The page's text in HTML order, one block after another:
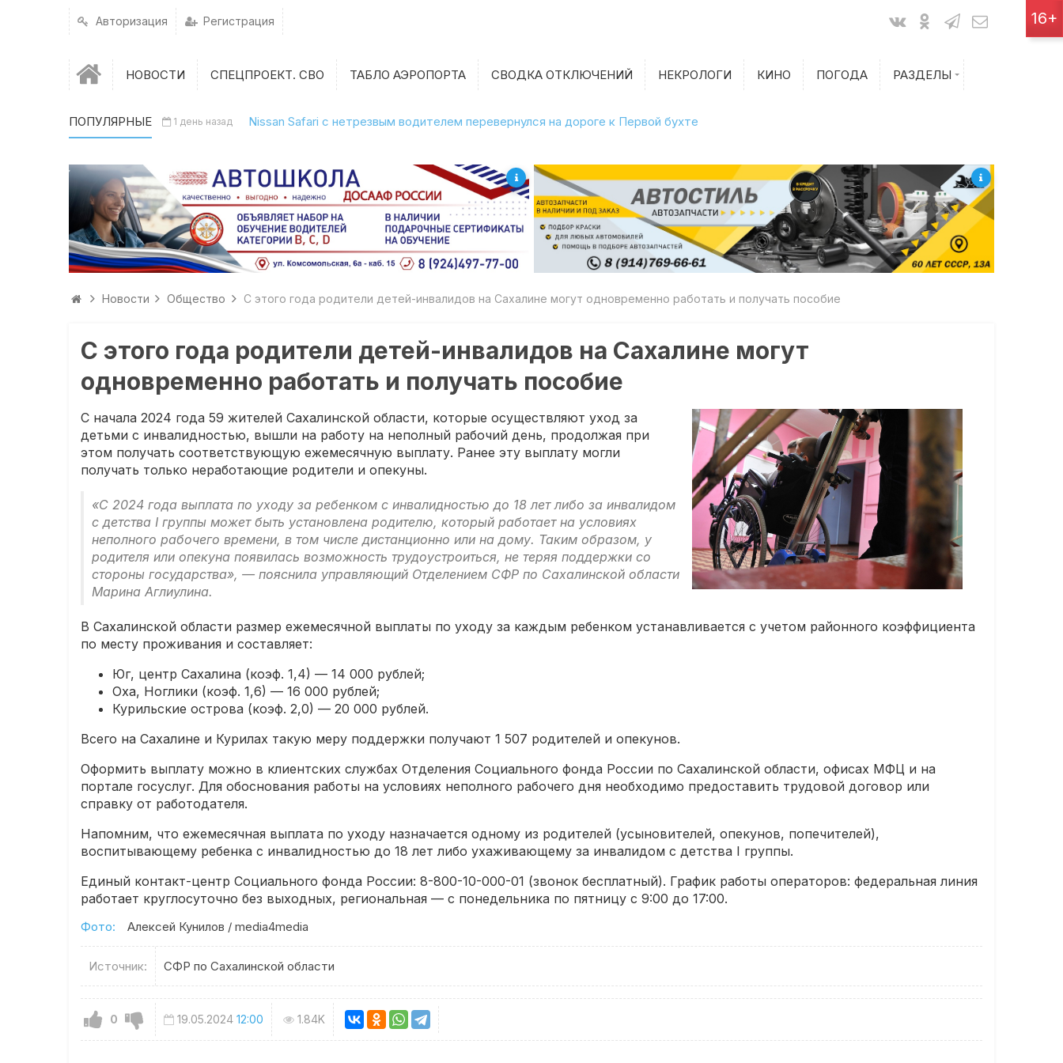
Авторизация Регистрация
НОВОСТИ СПЕЦПРОЕКТ. СВО ТАБЛО АЭРОПОРТА СВОДКА ОТКЛЮЧЕНИЙ НЕКРОЛОГИ КИНО ПОГОДА РАЗДЕЛЫ
Показания счетчиков
Билеты на поезд
ПОПУЛЯРНЫЕ 1 день назад Nissan Safari с нетрезвым водителем перевернулся на дороге к Первой бухте
Новости Общество С этого года родители детей-инвалидов на Сахалине могут одновременно работать и получать пособие
С этого года родители детей-инвалидов на Сахалине могут
одновременно работать и получать пособие
С начала 2024 года 59 жителей Сахалинской области, которые осуществляют уход за
детьми с инвалидностью, вышли на работу на неполный рабочий день, продолжая при
этом получать соответствующую ежемесячную выплату. Ранее эту выплату могли
получать только неработающие родители и опекуны.
«С 2024 года выплата по уходу за ребенком с инвалидностью до 18 лет либо за инвалидом
с детства I группы может быть установлена родителю, который работает на условиях
неполного рабочего времени, в том числе дистанционно или на дому. Таким образом, у
родителя или опекуна появилась возможность трудоустроиться, не теряя поддержки со
стороны государства», — пояснила управляющий Отделением СФР по Сахалинской области
Марина Аглиулина.
В Сахалинской области размер ежемесячной выплаты по уходу за каждым ребенком устанавливается с учетом районного коэффициента
по месту проживания и составляет:
Юг, центр Сахалина (коэф. 1,4) — 14 000 рублей;
Оха, Ноглики (коэф. 1,6) — 16 000 рублей;
Курильские острова (коэф. 2,0) — 20 000 рублей.
Всего на Сахалине и Курилах такую меру поддержки получают 1 507 родителей и опекунов.
Оформить выплату можно в клиентских службах Отделения Социального фонда России по Сахалинской области, офисах МФЦ и на
портале госуслуг. Для обоснования работы на условиях неполного рабочего дня необходимо предоставить трудовой договор или
справку от работодателя.
Напомним, что ежемесячная выплата по уходу назначается одному из родителей (усыновителей, опекунов, попечителей),
воспитывающему ребенка с инвалидностью до 18 лет либо ухаживающему за инвалидом с детства I группы.
Единый контакт-центр Социального фонда России: 8-800-10-000-01 (звонок бесплатный). График работы операторов: федеральная линия
работает круглосуточно без выходных, региональная — с понедельника по пятницу с 9:00 до 17:00.
Фото: Алексей Кунилов / media4media
Источник: СФР по Сахалинской области
0 19.05.2024 12:00 1.84K
16+